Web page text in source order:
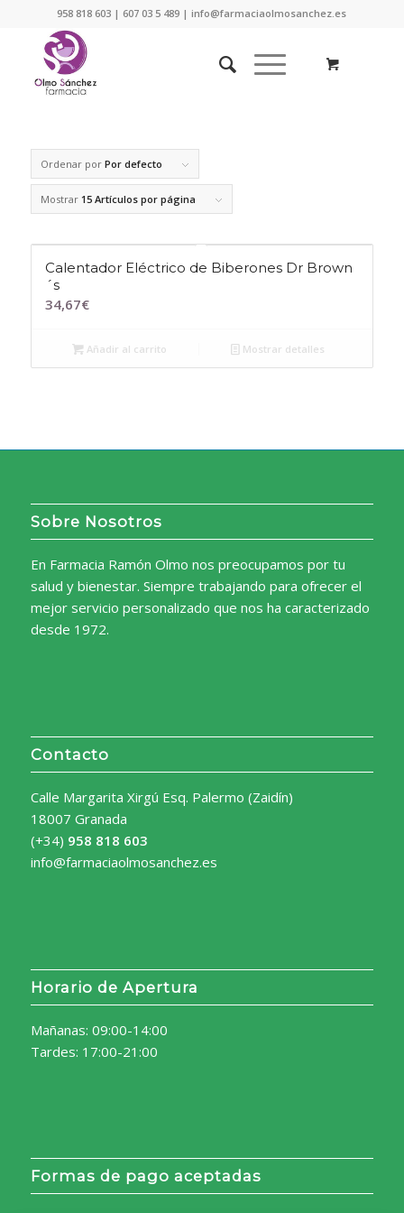
958 818 603 | 607 03 5 489 | info@farmaciaolmosanchez.es
Ordenar por Por defecto
Mostrar 15 Artículos por página
Calentador Eléctrico de Biberones Dr Brown
´s
34,67€
Añadir al carrito Mostrar detalles
Sobre Nosotros
En Farmacia Ramón Olmo nos preocupamos por tu
salud y bienestar. Siempre trabajando para ofrecer el
mejor servicio personalizado que nos ha caracterizado
desde 1972.
Contacto
Calle Margarita Xirgú Esq. Palermo (Zaidín)
18007 Granada
(+34) 958 818 603
info@farmaciaolmosanchez.es
Horario de Apertura
Mañanas: 09:00-14:00
Tardes: 17:00-21:00
Formas de pago aceptadas